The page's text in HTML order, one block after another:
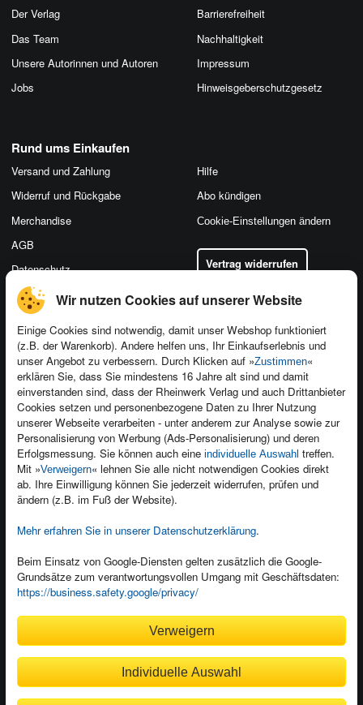
Wir nutzen Cookies auf unserer Website
Einige Cookies sind notwendig, damit unser Webshop funktioniert
(z.B. der Warenkorb). Andere helfen uns, Ihr Einkaufserlebnis und
unser Angebot zu verbessern. Durch Klicken auf »Zustimmen«
erklären Sie, dass Sie mindestens 16 Jahre alt sind und damit
einverstanden sind, dass der Rheinwerk Verlag und auch Drittanbieter
Cookies setzen und personenbezogene Daten zu Ihrer Nutzung
unserer Webseite verarbeiten - unter anderem zur Analyse sowie zur
Personalisierung von Werbung (Ads-Personalisierung) und deren
Erfolgsmessung. Sie können auch eine individuelle Auswahl treffen.
Mit »Verweigern« lehnen Sie alle nicht notwendigen Cookies direkt
ab. Ihre Einwilligung können Sie jederzeit widerrufen, prüfen und
ändern (z.B. im Fuß der Website).
Mehr erfahren Sie in unserer Datenschutzerklärung.
Beim Einsatz von Google-Diensten gelten zusätzlich die Google-
Grundsätze zum verantwortungsvollen Umgang mit Geschäftsdaten:
https://business.safety.google/privacy/
Verweigern
Individuelle Auswahl
Der Verlag
Das Team
Unsere Autorinnen und Autoren
Jobs
Barrierefreiheit
Nachhaltigkeit
Impressum
Hinweis­geber­schutz­gesetz
Kontakt
Newsletter
Für Unternehmen
Presseservice
Dozentenservice
Produktfeedback
Foreign Rights
Ein Buch schreiben
Rund ums Einkaufen
Versand und Zahlung
Widerruf und Rückgabe
Merchandise
AGB
Datenschutz
Hilfe
Abo kündigen
Cookie-Einstellungen ändern
Vertrag widerrufen
Kundenservice
Wir sind gerne für Sie da!
service@rheinwerk-verlag.de
Rechnung Bankeinzug